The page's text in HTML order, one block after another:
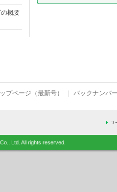
概要
ップページ（最新号） バックナンバ
Ltd. All rights reserved.